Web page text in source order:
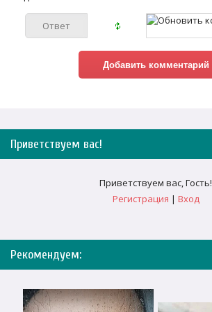
Приветствуем вас!
Приветствуем вас,Гость!
Регистрация | Вход
Рекомендуем: